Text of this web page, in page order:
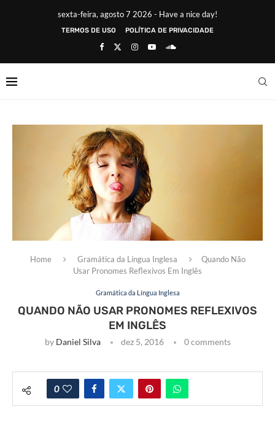
sexta-feira, agosto 7 2026 - Have a nice day!
TERMOS DE USO POLÍTICA DE PRIVACIDADE
Home Gramática da Língua Inglesa
Quando Não
Usar Pronomes Reflexivos Em Inglês
Gramática da Língua Inglesa
QUANDO NÃO USAR PRONOMES REFLEXIVOS
EM INGLÊS
by Daniel Silva dez 5, 2016 0 comments
0